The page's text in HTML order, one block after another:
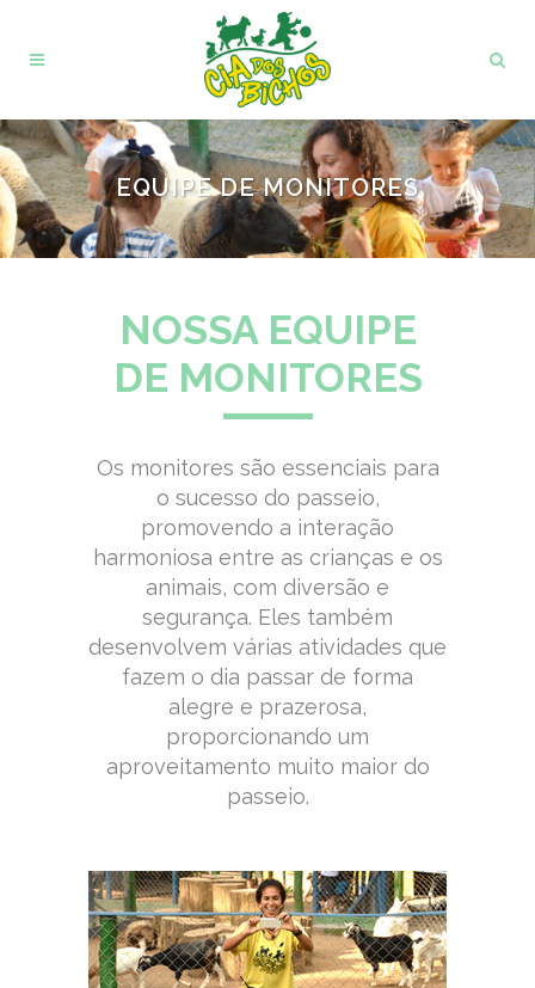
EQUIPE DE MONITORES
NOSSA EQUIPE
DE MONITORES
Os monitores são essenciais para
o sucesso do passeio,
promovendo a interação
harmoniosa entre as crianças e os
animais, com diversão e
segurança. Eles também
desenvolvem várias atividades que
fazem o dia passar de forma
alegre e prazerosa,
proporcionando um
aproveitamento muito maior do
passeio.